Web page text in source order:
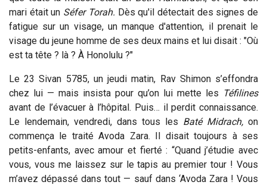
mari était un Séfer Torah. Dès qu'il détectait des signes de
fatigue sur un visage, un manque d'attention, il prenait le
visage du jeune homme de ses deux mains et lui disait : "Où
est ta tête ? là ? À Honolulu ?"
Le 23 Sivan 5785, un jeudi matin, Rav Shimon s’effondra
chez lui — mais insista pour qu’on lui mette les Téfilines
avant de l’évacuer à l’hôpital. Puis… il perdit connaissance.
Le lendemain, vendredi, dans tous les Baté Midrach, on
commença le traité Avoda Zara. Il disait toujours à ses
petits-enfants, avec amour et fierté : “Quand j’étudie avec
vous, vous me laissez sur le tapis au premier tour ! Vous
m’avez dépassé dans tout — sauf dans ‘Avoda Zara ! Vous